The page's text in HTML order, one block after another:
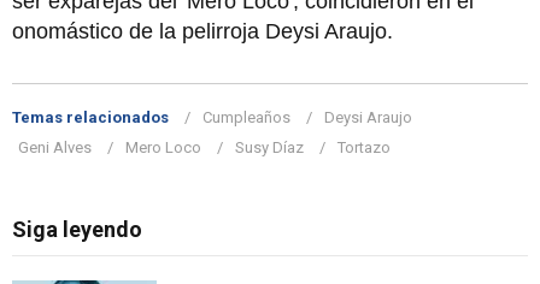
onomástico de la pelirroja Deysi Araujo.
Temas relacionados Cumpleaños
Deysi Araujo
Geni Alves
Mero Loco Susy Díaz Tortazo
Siga leyendo